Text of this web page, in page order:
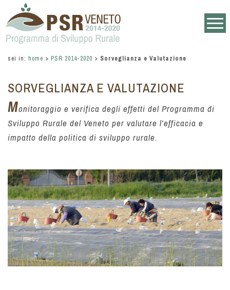
sei in: home > PSR 2014-2020 > Sorveglianza e Valutazione
SORVEGLIANZA E VALUTAZIONE
Monitoraggio e verifica degli effetti del Programma di
Sviluppo Rurale del Veneto per valutare l’efficacia e
impatto della politica di sviluppo rurale.